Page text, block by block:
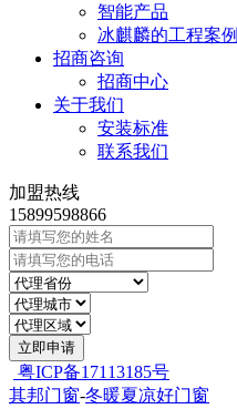
智能产品
冰麒麟的工程案例
招商咨询
招商中心
关于我们
安装标准
联系我们
加盟热线
15899598866
立即申请
粤ICP备17113185号
其邦门窗-冬暖夏凉好门窗